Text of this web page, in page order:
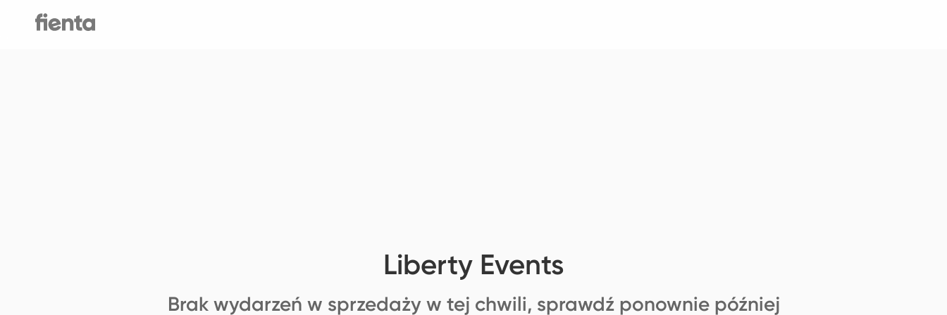
Liberty Events
Brak wydarzeń w sprzedaży w tej chwili, sprawdź ponownie później